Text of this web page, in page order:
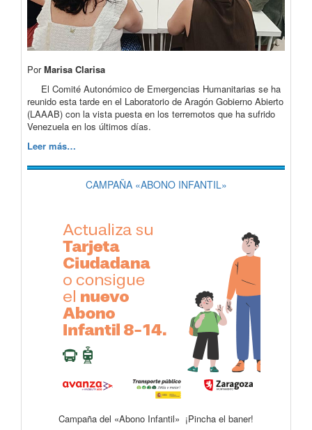
PorMarisa Clarisa
El Comité Autonómico de Emergencias Humanitarias se ha
reunido esta tarde en el Laboratorio de Aragón Gobierno Abierto
(LAAAB) con la vista puesta en los terremotos que ha sufrido
Venezuela en los últimos días.
Leer más…
CAMPAÑA «ABONO INFANTIL»
Campaña del «Abono Infantil» ¡Pincha el baner!